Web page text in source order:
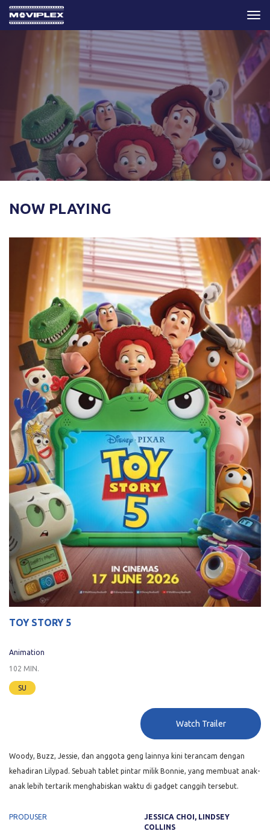
NOW PLAYING
TOY STORY 5
Animation
102 MIN.
SU
Watch Trailer
Woody, Buzz, Jessie, dan anggota geng lainnya kini terancam dengan
kehadiran Lilypad. Sebuah tablet pintar milik Bonnie, yang membuat anak-
anak lebih tertarik menghabiskan waktu di gadget canggih tersebut.
PRODUSER
JESSICA CHOI, LINDSEY
COLLINS